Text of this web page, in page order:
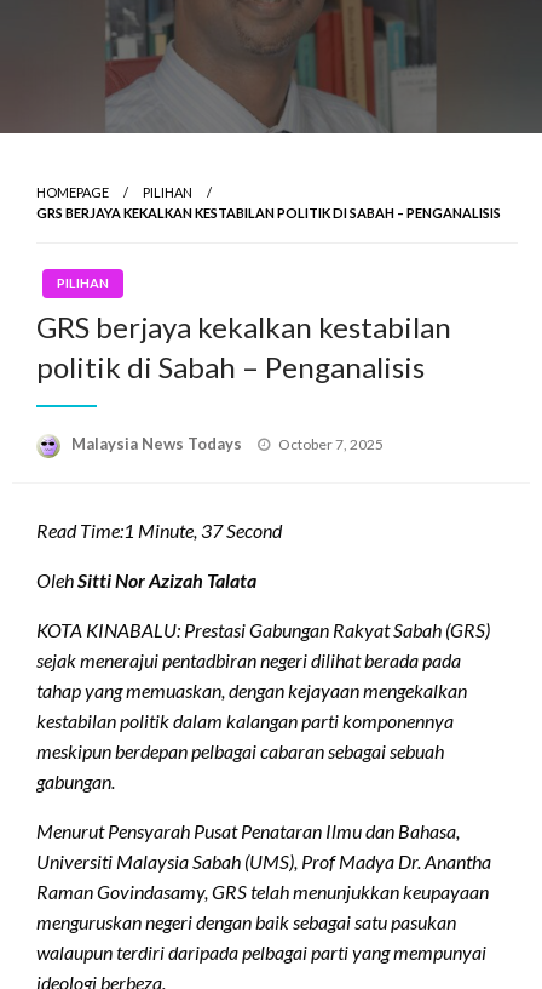
HOMEPAGE
PILIHAN
GRS BERJAYA KEKALKAN KESTABILAN POLITIK DI SABAH – PENGANALISIS
PILIHAN
GRS berjaya kekalkan kestabilan
politik di Sabah – Penganalisis
Malaysia News Todays
Posted
October 7, 2025
Read Time:1 Minute, 37 Second
OlehSitti Nor Azizah Talata
KOTA KINABALU: Prestasi Gabungan Rakyat Sabah (GRS)
sejak menerajui pentadbiran negeri dilihat berada pada
tahap yang memuaskan, dengan kejayaan mengekalkan
kestabilan politik dalam kalangan parti komponennya
meskipun berdepan pelbagai cabaran sebagai sebuah
gabungan.
Menurut Pensyarah Pusat Penataran Ilmu dan Bahasa,
Universiti Malaysia Sabah (UMS), Prof Madya Dr. Anantha
Raman Govindasamy, GRS telah menunjukkan keupayaan
menguruskan negeri dengan baik sebagai satu pasukan
walaupun terdiri daripada pelbagai parti yang mempunyai
ideologi berbeza.